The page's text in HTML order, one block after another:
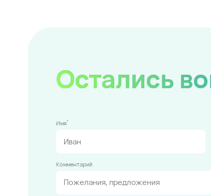
Остались
Имя*
Комментарий